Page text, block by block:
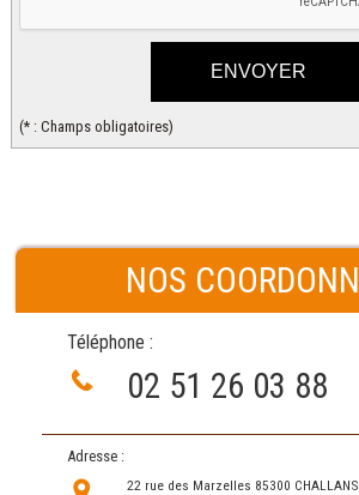
(* : Champs obligatoires)
NOS
Téléphone :
02 51 26 03 88
Adresse :
22 rue des Marzelles 85300 CHALLANS